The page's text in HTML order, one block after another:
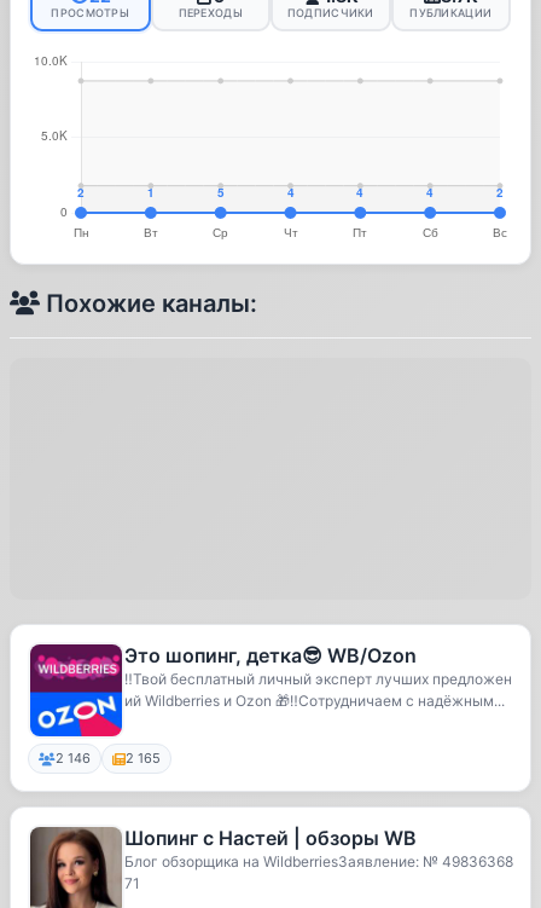
ПРОСМОТРЫ ПЕРЕХОДЫ ПОДПИСЧИКИ ПУБЛИКАЦИИ
Похожие каналы:
Это шопинг, детка😎 WB/Ozon
‼️Твой бесплатный личный эксперт лучших предложен
ий Wildberries и Ozon 🎁‼️Сотрудничаем с надёжным...
2 146 2 165
Шопинг с Настей | обзоры WB
Блог обзорщика на WildberriesЗаявление: № 49836368
71